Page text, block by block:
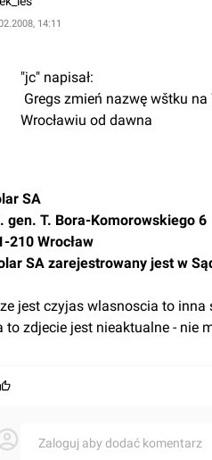
14:11
"jc" napisał:
Wrocławiu od dawna
SA
gen. T. Bora-Komorowskiego 6
210 Wrocław
SA zarejestrowany jest w
jest czyjas wlasnoscia to inna
to zdjecie jest nieaktualne - nie
Zaloguj aby dodać komentarz